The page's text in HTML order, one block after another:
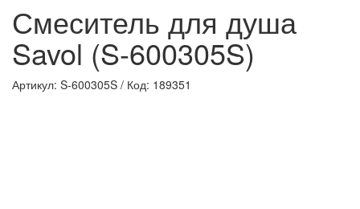
Смеситель для душа
Savol (S-600305S)
Артикул: S-600305S / Код: 189351